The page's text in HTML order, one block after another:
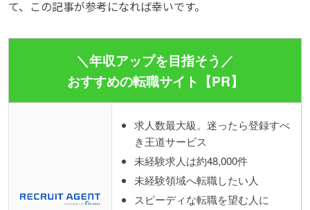
て、この記事が参考になれば幸いです。
＼年収アップを目指そう／
おすすめの転職サイト【PR】
求人数最大級。迷ったら登録すべ
き王道サービス
未経験求人は約48,000件
未経験領域へ転職したい人
スピーディな転職を望む人に